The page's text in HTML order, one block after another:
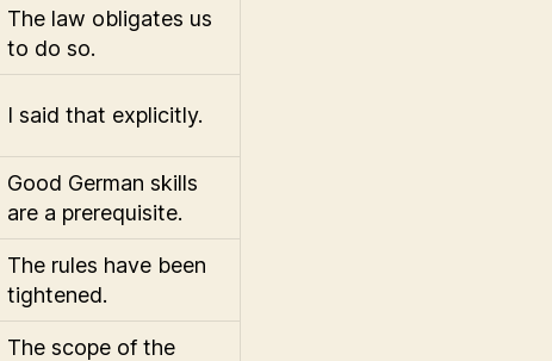
The law obligates us
to do so.
I said that explicitly.
Good German skills
are a prerequisite.
The rules have been
tightened.
The scope of the